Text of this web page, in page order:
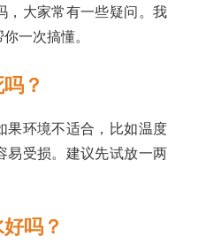
，大家常有一些疑问。我
一次搞懂。
？
果环境不适合，比如温度
易受损。建议先试放一两
吗？